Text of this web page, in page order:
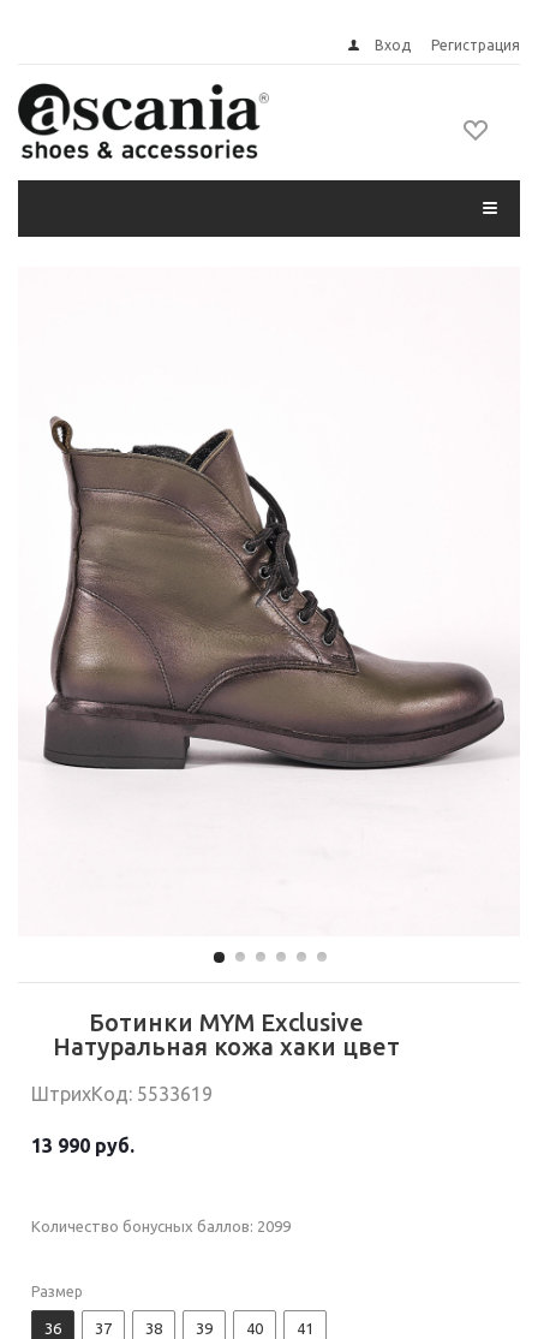
Вход Регистрация
Ботинки MYM Exclusive
Натуральная кожа хаки цвет
ШтрихКод: 5533619
13 990 руб.
Количество бонусных баллов: 2099
Размер
36 37 38 39 40 41